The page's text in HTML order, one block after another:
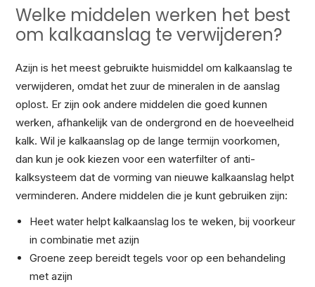
Welke middelen werken het best
om kalkaanslag te verwijderen?
Azijn is het meest gebruikte huismiddel om kalkaanslag te
verwijderen, omdat het zuur de mineralen in de aanslag
oplost. Er zijn ook andere middelen die goed kunnen
werken, afhankelijk van de ondergrond en de hoeveelheid
kalk. Wil je kalkaanslag op de lange termijn voorkomen,
dan kun je ook kiezen voor een waterfilter of anti-
kalksysteem dat de vorming van nieuwe kalkaanslag helpt
verminderen. Andere middelen die je kunt gebruiken zijn:
Heet water helpt kalkaanslag los te weken, bij voorkeur
in combinatie met azijn
Groene zeep bereidt tegels voor op een behandeling
met azijn